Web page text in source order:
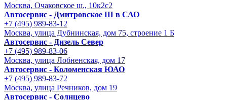
Москва, Очаковское ш., 10к2с2
Автосервис - Дмитровское Ш в САО
+7 (495) 989-83-12
Москва, улица Дубнинская, дом 75, строение 1 Б
Автосервис - Дизель Север
+7 (495) 989-83-06
Москва, улица Лобненская, дом 17
Автосервис - Коломенская ЮАО
+7 (495) 989-83-72
Москва, улица Речников, дом 19
Автосервис - Солнцево